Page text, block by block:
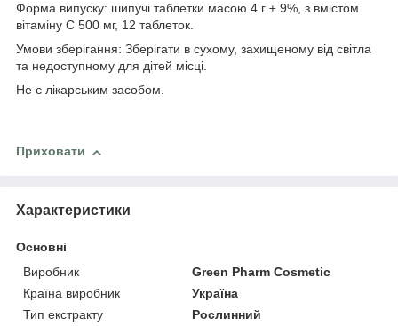
Форма випуску: шипучі таблетки масою 4 г ± 9%, з вмістом
вітаміну C 500 мг, 12 таблеток.
Умови зберігання: Зберігати в сухому, захищеному від світла
та недоступному для дітей місці.
Не є лікарським засобом.
Приховати
Характеристики
Основні
Виробник
Green Pharm Cosmetic
Країна виробник
Україна
Тип екстракту
Рослинний